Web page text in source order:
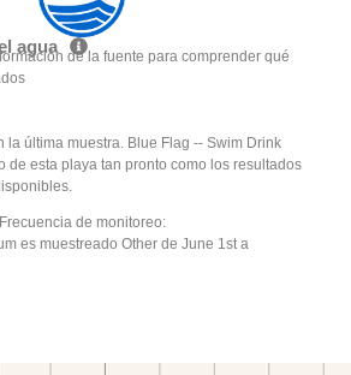
agua de la fuente para comprender qué
la última muestra. Blue Flag -- Swim Drink
de esta playa tan pronto como los resultados
Frecuencia de monitoreo:
es muestreado Other de June 1st a